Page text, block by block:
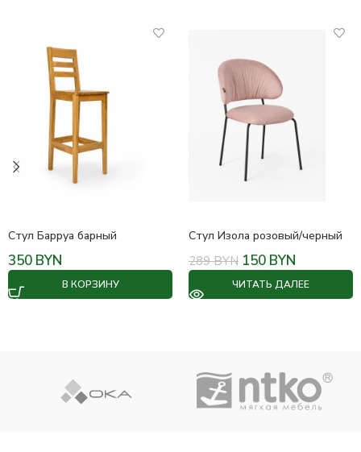
Стул Барруа барный
350 BYN
В КОРЗИНУ
Стул Изола розовый/черный
289BYN 150 BYN
ЧИТАТЬ ДАЛЕЕ